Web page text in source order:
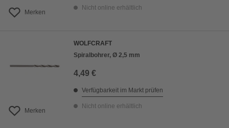
Merken
Nicht online erhältlich
Merken
WOLFCRAFT
Spiralbohrer, Ø 2,5 mm
4,49 €
Verfügbarkeit im Markt prüfen
Nicht online erhältlich